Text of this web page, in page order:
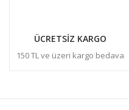
ÜCRETSİZ KARGO
150 TL ve üzeri kargo bedava